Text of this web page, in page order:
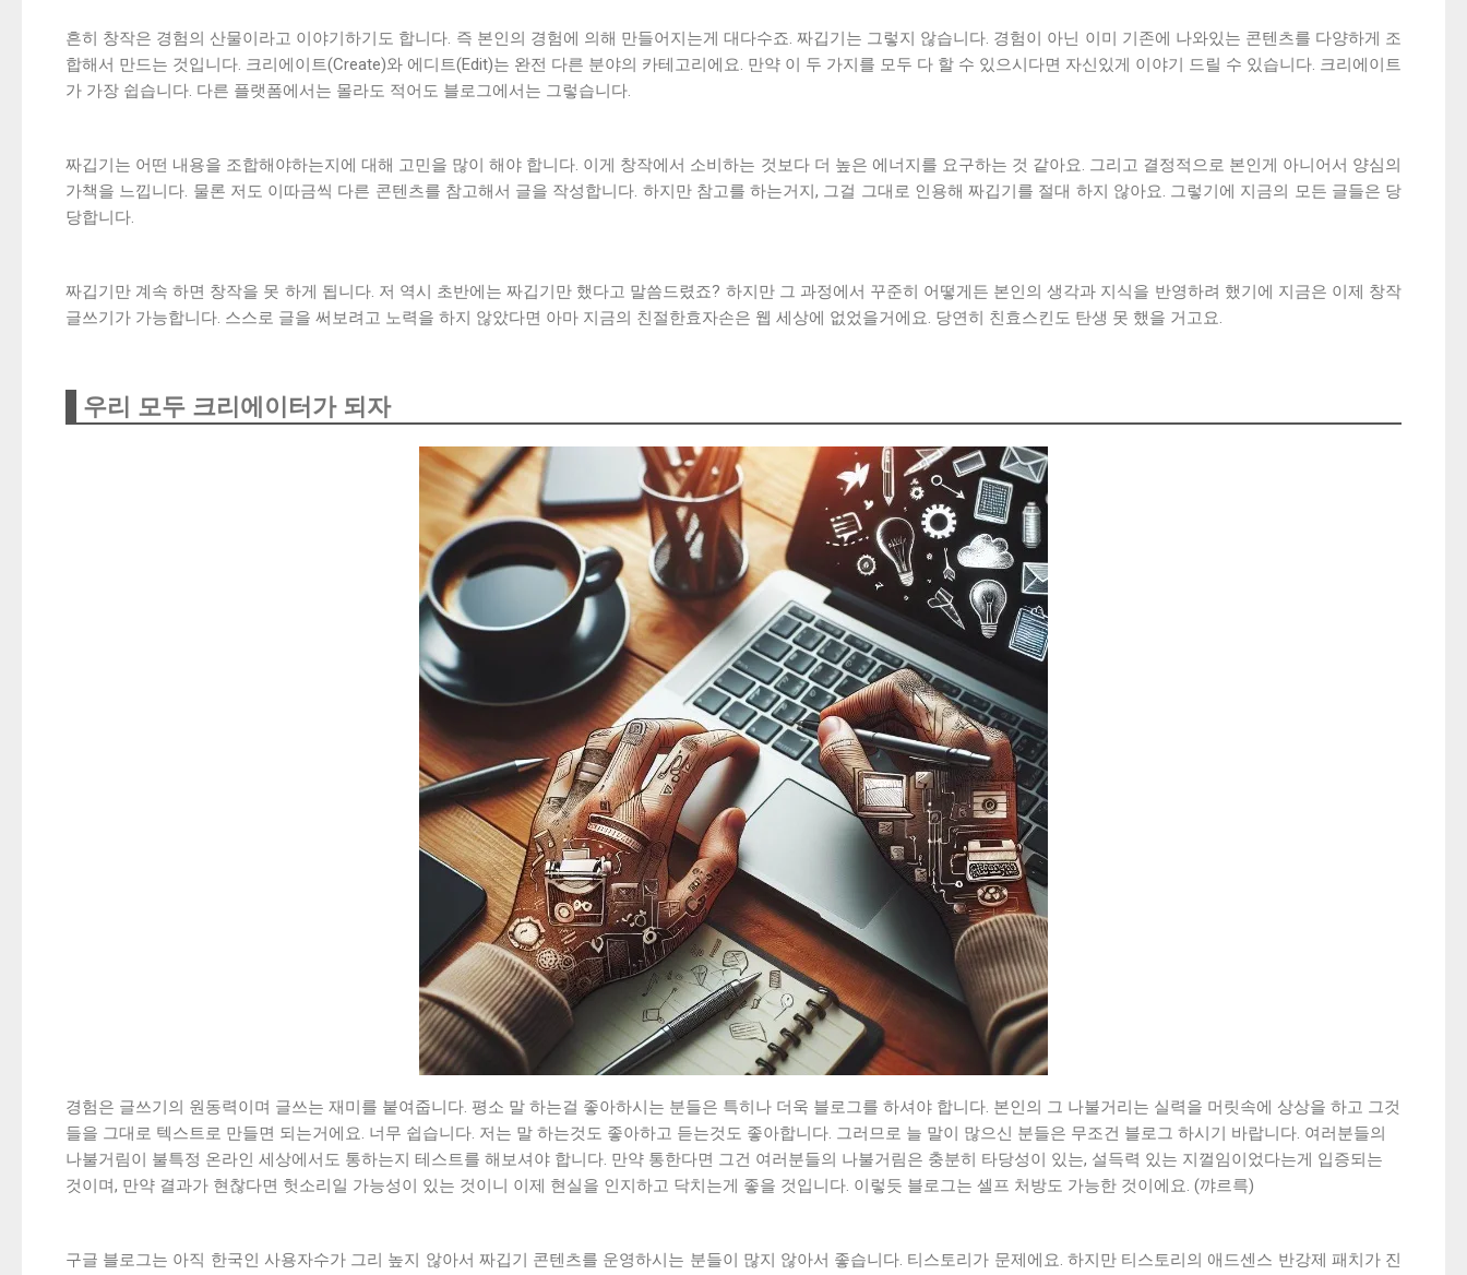
흔히 창작은 경험의 산물이라고 이야기하기도 합니다. 즉 본인의 경험에 의해 만들어지는게 대다수죠. 짜깁기는 그렇지 않습니다. 경험이 아닌 이미 기존에 나와있는 콘텐츠를 다양하게 조
합해서 만드는 것입니다. 크리에이트(Create)와 에디트(Edit)는 완전 다른 분야의 카테고리에요. 만약 이 두 가지를 모두 다 할 수 있으시다면 자신있게 이야기 드릴 수 있습니다. 크리에이트
가 가장 쉽습니다. 다른 플랫폼에서는 몰라도 적어도 블로그에서는 그렇습니다.
짜깁기는 어떤 내용을 조합해야하는지에 대해 고민을 많이 해야 합니다. 이게 창작에서 소비하는 것보다 더 높은 에너지를 요구하는 것 같아요. 그리고 결정적으로 본인게 아니어서 양심의
가책을 느낍니다. 물론 저도 이따금씩 다른 콘텐츠를 참고해서 글을 작성합니다. 하지만 참고를 하는거지, 그걸 그대로 인용해 짜깁기를 절대 하지 않아요. 그렇기에 지금의 모든 글들은 당
당합니다.
짜깁기만 계속 하면 창작을 못 하게 됩니다. 저 역시 초반에는 짜깁기만 했다고 말씀드렸죠? 하지만 그 과정에서 꾸준히 어떻게든 본인의 생각과 지식을 반영하려 했기에 지금은 이제 창작
글쓰기가 가능합니다. 스스로 글을 써보려고 노력을 하지 않았다면 아마 지금의 친절한효자손은 웹 세상에 없었을거에요. 당연히 친효스킨도 탄생 못 했을 거고요.
우리 모두 크리에이터가 되자
경험은 글쓰기의 원동력이며 글쓰는 재미를 붙여줍니다. 평소 말 하는걸 좋아하시는 분들은 특히나 더욱 블로그를 하셔야 합니다. 본인의 그 나불거리는 실력을 머릿속에 상상을 하고 그것
들을 그대로 텍스트로 만들면 되는거에요. 너무 쉽습니다. 저는 말 하는것도 좋아하고 듣는것도 좋아합니다. 그러므로 늘 말이 많으신 분들은 무조건 블로그 하시기 바랍니다. 여러분들의
나불거림이 불특정 온라인 세상에서도 통하는지 테스트를 해보셔야 합니다. 만약 통한다면 그건 여러분들의 나불거림은 충분히 타당성이 있는, 설득력 있는 지껄임이었다는게 입증되는
것이며, 만약 결과가 현찮다면 헛소리일 가능성이 있는 것이니 이제 현실을 인지하고 닥치는게 좋을 것입니다. 이렇듯 블로그는 셀프 처방도 가능한 것이에요. (꺄르륵)
구글 블로그는 아직 한국인 사용자수가 그리 높지 않아서 짜깁기 콘텐츠를 운영하시는 분들이 많지 않아서 좋습니다. 티스토리가 문제에요. 하지만 티스토리의 애드센스 반강제 패치가 진